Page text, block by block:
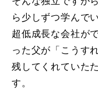
ら少しずつ学んで
超低成長な会社が
った父が「こうす
残してくれていた
す。